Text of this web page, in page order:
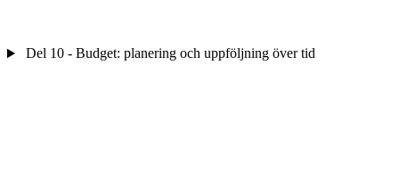
Del 10 - Budget: planering och uppföljning över tid